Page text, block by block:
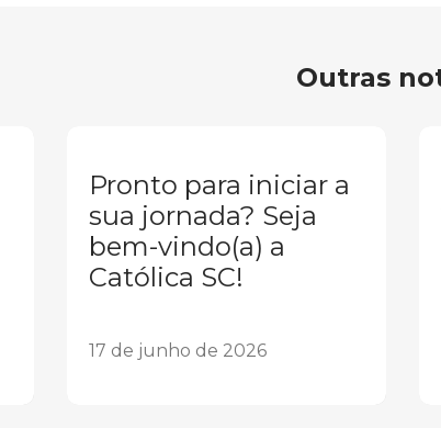
Outras
Pronto para iniciar a
sua jornada? Seja
bem-vindo(a) a
Católica SC!
17 de junho de 2026